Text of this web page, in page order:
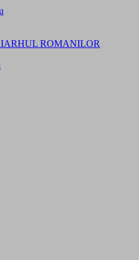
ROMANILOR